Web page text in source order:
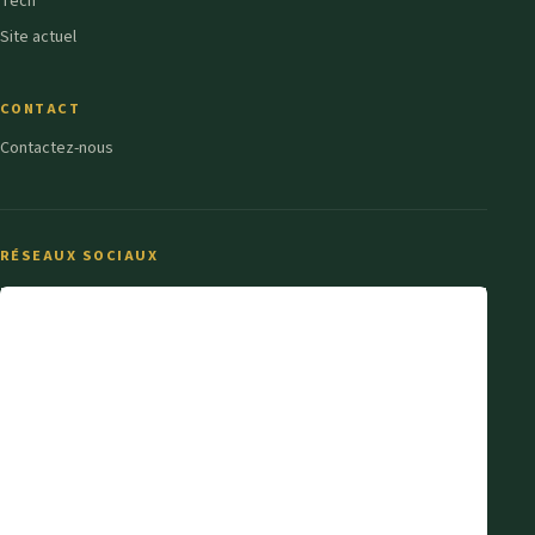
Site actuel
CONTACT
Contactez-nous
RÉSEAUX SOCIAUX